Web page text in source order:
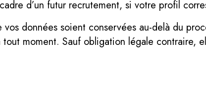
d’un futur recrutement, si votre profil
vos données soient conservées au-delà du
tout moment. Sauf obligation légale contraire,